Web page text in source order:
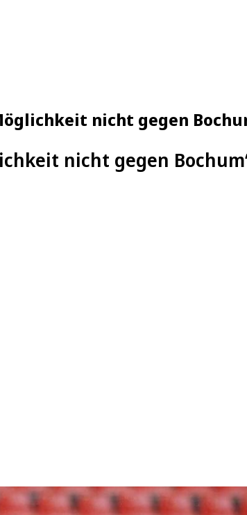
nicht gegen
nicht gegen